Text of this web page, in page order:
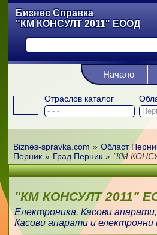
Бизнес Справка
"КМ КОНСУЛТ 2011" ЕООД
Отраслов каталог
Начало
Biznes-spravka.com » Област
Перник » Град Перник » "КМ
"КМ КОНСУЛТ 2011"
Електроника, Касови апарати,
Касови апарати и електронни